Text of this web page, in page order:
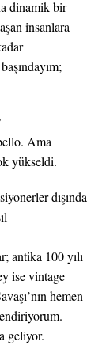
dinamik bir
insanlara
Ama
yükseldi.
dışında
antika 100 yılı
ise vintage
hemen
geliyor.